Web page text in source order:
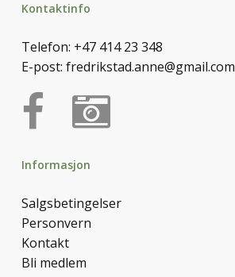
Kontaktinfo
Telefon: +47 414 23 348
E-post: fredrikstad.anne@gmail.com
Informasjon
Salgsbetingelser
Personvern
Kontakt
Bli medlem